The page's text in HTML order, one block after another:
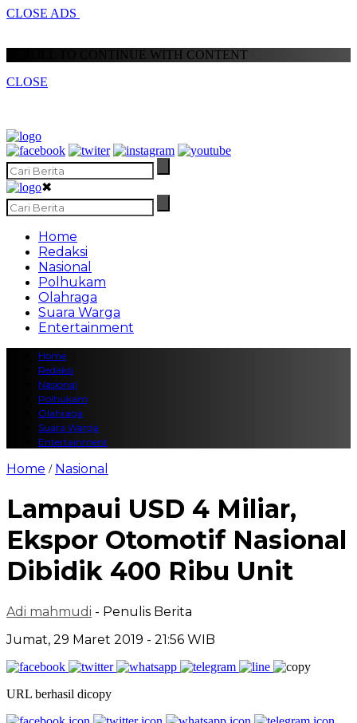
CLOSE ADS
SCROLL TO CONTINUE WITH CONTENT
CLOSE
✖
Home
Redaksi
Nasional
Polhukam
Olahraga
Suara Warga
Entertainment
Home
Redaksi
Nasional
Polhukam
Olahraga
Suara Warga
Entertainment
Home / Nasional
Lampaui USD 4 Miliar,
Ekspor Otomotif Nasional
Dibidik 400 Ribu Unit
Adi mahmudi - Penulis Berita
Jumat, 29 Maret 2019 - 21:56 WIB
URL berhasil dicopy